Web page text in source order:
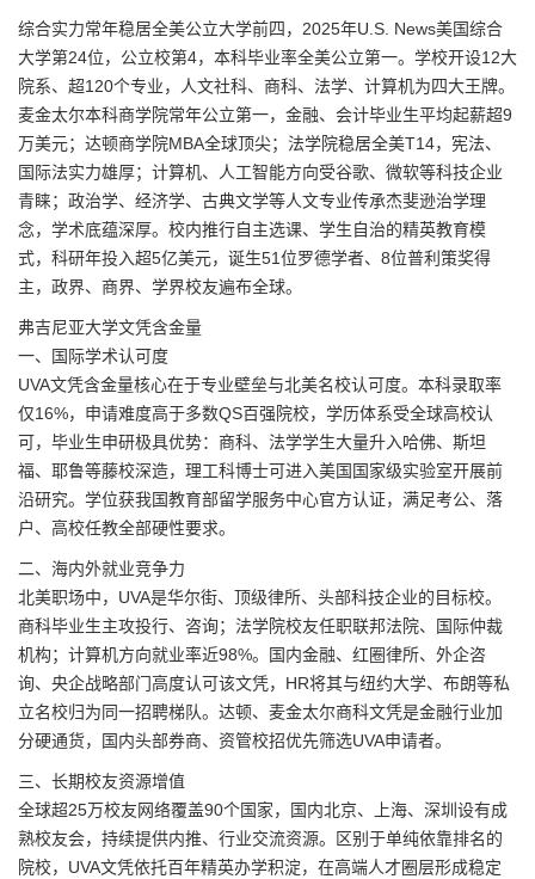
综合实力常年稳居全美公立大学前四，2025年U.S. News美国综合
大学第24位，公立校第4，本科毕业率全美公立第一。学校开设12大
院系、超120个专业，人文社科、商科、法学、计算机为四大王牌。
麦金太尔本科商学院常年公立第一，金融、会计毕业生平均起薪超9
万美元；达顿商学院MBA全球顶尖；法学院稳居全美T14，宪法、
国际法实力雄厚；计算机、人工智能方向受谷歌、微软等科技企业
青睐；政治学、经济学、古典文学等人文专业传承杰斐逊治学理
念，学术底蕴深厚。校内推行自主选课、学生自治的精英教育模
式，科研年投入超5亿美元，诞生51位罗德学者、8位普利策奖得
主，政界、商界、学界校友遍布全球。
弗吉尼亚大学文凭含金量
一、国际学术认可度
UVA文凭含金量核心在于专业壁垒与北美名校认可度。本科录取率
仅16%，申请难度高于多数QS百强院校，学历体系受全球高校认
可，毕业生申研极具优势：商科、法学学生大量升入哈佛、斯坦
福、耶鲁等藤校深造，理工科博士可进入美国国家级实验室开展前
沿研究。学位获我国教育部留学服务中心官方认证，满足考公、落
户、高校任教全部硬性要求。
二、海内外就业竞争力
北美职场中，UVA是华尔街、顶级律所、头部科技企业的目标校。
商科毕业生主攻投行、咨询；法学院校友任职联邦法院、国际仲裁
机构；计算机方向就业率近98%。国内金融、红圈律所、外企咨
询、央企战略部门高度认可该文凭，HR将其与纽约大学、布朗等私
立名校归为同一招聘梯队。达顿、麦金太尔商科文凭是金融行业加
分硬通货，国内头部券商、资管校招优先筛选UVA申请者。
三、长期校友资源增值
全球超25万校友网络覆盖90个国家，国内北京、上海、深圳设有成
熟校友会，持续提供内推、行业交流资源。区别于单纯依靠排名的
院校，UVA文凭依托百年精英办学积淀，在高端人才圈层形成稳定